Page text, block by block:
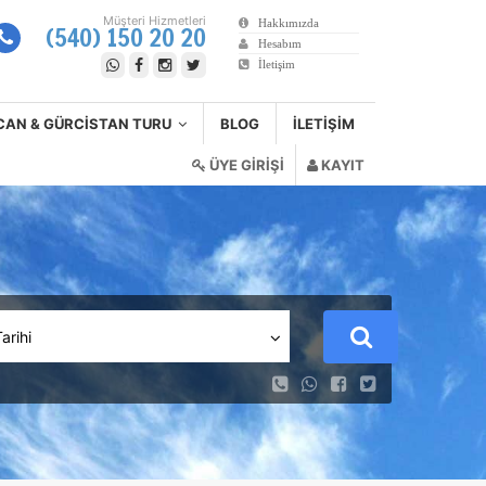
Müşteri Hizmetleri
(540) 150 20 20
Hakkımızda
Hesabım
İletişim
Şarap Tadım ve Bağbozumu Turları
& GÜRCISTAN TURU BLOG İLETIŞIM
ÜYE GİRİŞİ KAYIT